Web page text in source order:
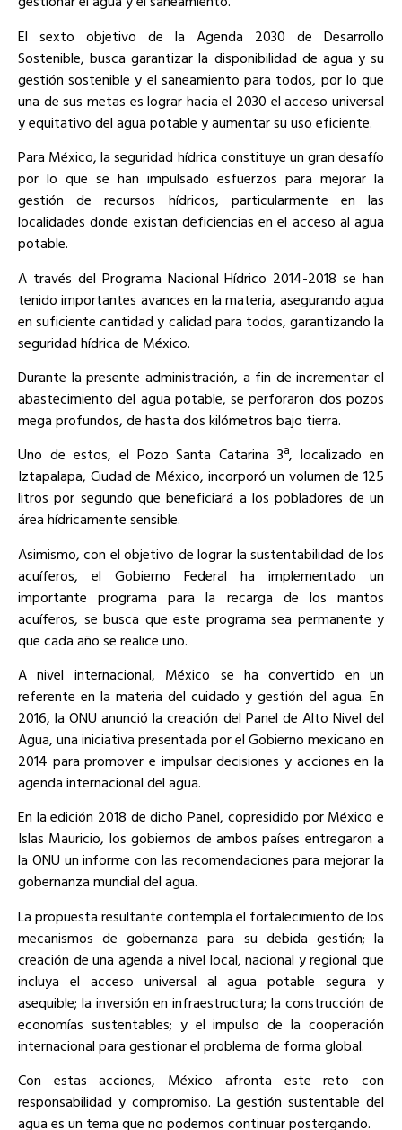
El sexto objetivo de la Agenda 2030 de Desarrollo
Sostenible, busca garantizar la disponibilidad de agua y su
gestión sostenible y el saneamiento para todos, por lo que
una de sus metas es lograr hacia el 2030 el acceso universal
y equitativo del agua potable y aumentar su uso eficiente.
Para México, la seguridad hídrica constituye un gran desafío
por lo que se han impulsado esfuerzos para mejorar la
gestión de recursos hídricos, particularmente en las
localidades donde existan deficiencias en el acceso al agua
potable.
A través del Programa Nacional Hídrico 2014-2018 se han
tenido importantes avances en la materia, asegurando agua
en suficiente cantidad y calidad para todos, garantizando la
seguridad hídrica de México.
Durante la presente administración, a fin de incrementar el
abastecimiento del agua potable, se perforaron dos pozos
mega profundos, de hasta dos kilómetros bajo tierra.
Uno de estos, el Pozo Santa Catarina 3ª, localizado en
Iztapalapa, Ciudad de México, incorporó un volumen de 125
litros por segundo que beneficiará a los pobladores de un
área hídricamente sensible.
Asimismo, con el objetivo de lograr la sustentabilidad de los
acuíferos, el Gobierno Federal ha implementado un
importante programa para la recarga de los mantos
acuíferos, se busca que este programa sea permanente y
que cada año se realice uno.
A nivel internacional, México se ha convertido en un
referente en la materia del cuidado y gestión del agua. En
2016, la ONU anunció la creación del Panel de Alto Nivel del
Agua, una iniciativa presentada por el Gobierno mexicano en
2014 para promover e impulsar decisiones y acciones en la
agenda internacional del agua.
En la edición 2018 de dicho Panel, copresidido por México e
Islas Mauricio, los gobiernos de ambos países entregaron a
la ONU un informe con las recomendaciones para mejorar la
gobernanza mundial del agua.
La propuesta resultante contempla el fortalecimiento de los
mecanismos de gobernanza para su debida gestión; la
creación de una agenda a nivel local, nacional y regional que
incluya el acceso universal al agua potable segura y
asequible; la inversión en infraestructura; la construcción de
economías sustentables; y el impulso de la cooperación
internacional para gestionar el problema de forma global.
Con estas acciones, México afronta este reto con
responsabilidad y compromiso. La gestión sustentable del
agua es un tema que no podemos continuar postergando.